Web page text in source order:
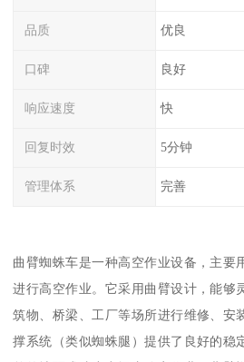
品质 优良
口碑 良好
响应速度 快
回复时效 5分钟
管理体系 完善
曲臂蜘蛛车是一种高空作业设备，主要
进行高空作业。它采用曲臂设计，能够
筑物、桥梁、工厂等场所进行维修、安
撑系统（类似蜘蛛腿）提供了良好的稳